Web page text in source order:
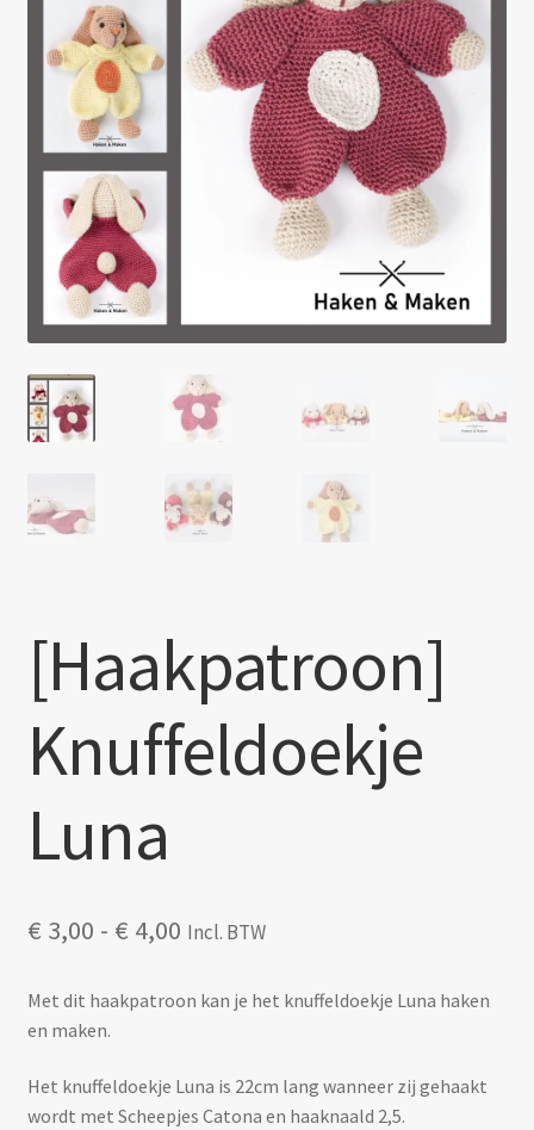
Mijn account
[Haakpatroon]
Knuffeldoekje
Luna
€ 3,00 - € 4,00Prijsklasse:
tot
€ 4,00
Incl. BTW
Met dit haakpatroon kan je het knuffeldoekje Luna haken
en maken.
Het knuffeldoekje Luna is 22cm lang wanneer zij gehaakt
wordt met Scheepjes Catona en haaknaald 2,5.